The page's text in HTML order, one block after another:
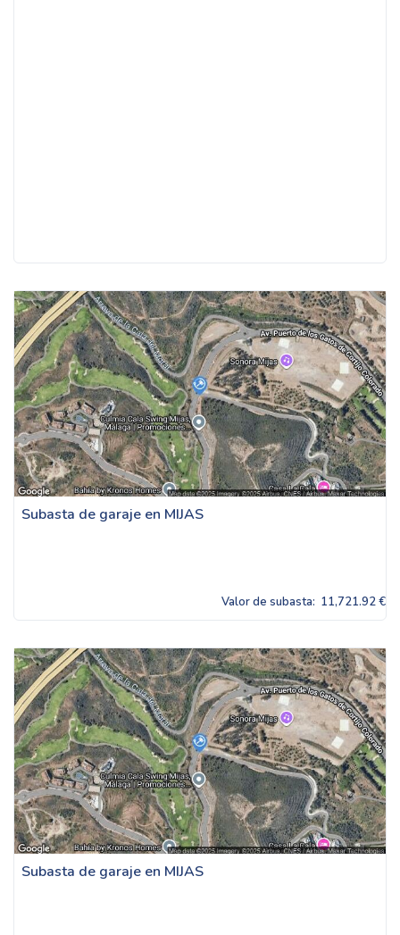
Subasta de garaje en MIJAS
Valor de subasta: 11,721.92 €
Subasta de garaje en MIJAS